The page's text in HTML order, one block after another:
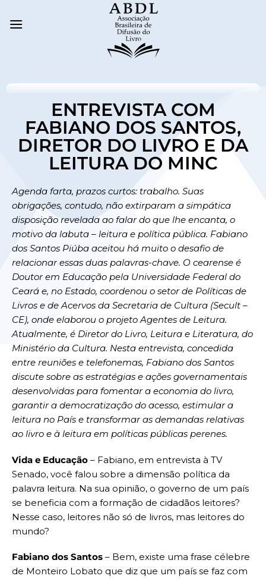
ENTREVISTA COM
FABIANO DOS SANTOS,
DIRETOR DO LIVRO E DA
LEITURA DO MINC
Agenda farta, prazos curtos: trabalho. Suas
obrigações, contudo, não extirparam a simpática
disposição revelada ao falar do que lhe encanta, o
motivo da labuta – leitura e política pública. Fabiano
dos Santos Piúba aceitou há muito o desafio de
relacionar essas duas palavras-chave. O cearense é
Doutor em Educação pela Universidade Federal do
Ceará e, no Estado, coordenou o setor de Políticas de
Livros e de Acervos da Secretaria de Cultura (Secult –
CE), onde elaborou o projeto Agentes de Leitura.
Atualmente, é Diretor do Livro, Leitura e Literatura, do
Ministério da Cultura. Nesta entrevista, concedida
entre reuniões e telefonemas, Fabiano dos Santos
discute sobre as estratégias e ações governamentais
desenvolvidas para fomentar a economia do livro,
garantir a democratização do acesso, estimular a
leitura no País e transformar as demandas relativas
ao livro e à leitura em políticas públicas perenes.
Vida e Educação – Fabiano, em entrevista à TV
Senado, você falou sobre a dimensão política da
palavra leitura. Na sua opinião, o governo de um país
se beneficia com a formação de cidadãos leitores?
Nesse caso, leitores não só de livros, mas leitores do
mundo?
Fabiano dos Santos – Bem, existe uma frase célebre
de Monteiro Lobato que diz que um país se faz com